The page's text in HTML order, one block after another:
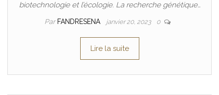
biotechnologie et l’écologie. La recherche génétique…
Par FANDRESENA janvier 20, 2023 0
Lire la suite